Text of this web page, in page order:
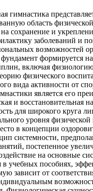
гимнастика
область
сохранение и
заболеваний и
возможностей
формируется
включая
физического
вида активности от
является его
и восстановительная
для широкого круга
уровня
в концепции
системности,
постепенное
на основные
в учебных пособиях,
зависит от